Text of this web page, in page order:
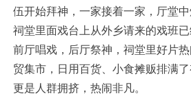
伍开始拜神，一家接着一家，厅堂
祠堂里面戏台上从外乡请来的戏班
前厅唱戏，后厅祭神，祠堂里好片
贸集市，日用百货、小食摊贩排满
更是人群拥挤，热闹非凡。